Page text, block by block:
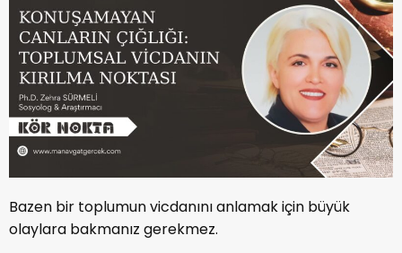
Bazen bir toplumun vicdanını anlamak için büyük
olaylara bakmanız gerekmez.